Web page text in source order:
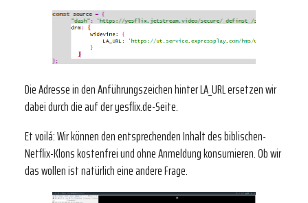
Die Adresse in den Anführungszeichen hinter LA_URL ersetzen wir
dabei durch die auf der yesflix.de-Seite.
Et voilá: Wir können den entsprechenden Inhalt des biblischen-
Netflix-Klons kostenfrei und ohne Anmeldung konsumieren. Ob wir
das wollen ist natürlich eine andere Frage.